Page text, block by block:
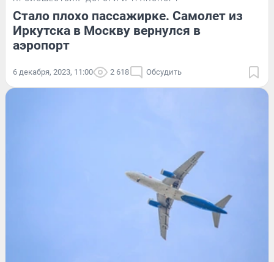
Стало плохо пассажирке. Самолет из
Иркутска в Москву вернулся в
аэропорт
6 декабря, 2023, 11:00 2 618 Обсудить